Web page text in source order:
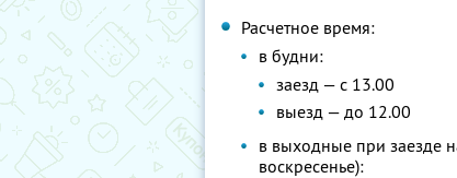
Расчетное время:
в будни:
заезд — с 13.00
выезд — до 12.00
в выходные при заезде
воскресенье):